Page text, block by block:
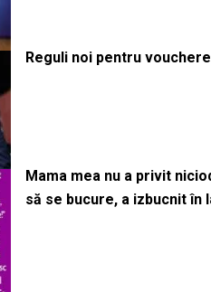
Reguli noi pentru
Mama mea nu a privit
să se bucure, a izbucnit în